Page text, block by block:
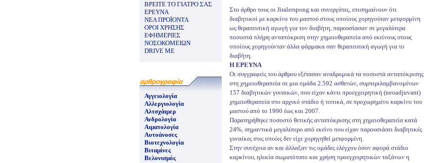
ΒΡΕΙΤΕ ΤΟ ΓΙΑΤΡΟ ΣΑΣ
ΕΡΕΥΝΑ
ΝΕΑ ΠΡΟΪΟΝΤΑ
ΟΡΟΙ ΧΡΗΣΗΣ
ΕΦΗΜΕΡΙΕΣ
ΝΟΣΟΚΟΜΕΙΩΝ
DRIVE ME
Αγγειολογία
Αλλεργιολογία
Αλτσχάιμερ
Ανδρολογία
Αιματολογία
Αυτοάνοσες
Βιοτεχνολογία
Βιταμίνες
Βελονισμός
Στο άρθρο τους οι Jiralerspong και συνεργάτες, επισημαίνουν ότι
διαβητικοί με καρκίνο του μαστού στους οποίους χορηγούταν μετφορμίνη
ως θεραπευτική αγωγή για τον διαβήτη, παρουσίασαν σε μεγαλύτερα
ποσοστά πλήρη ανταπόκριση στην χημειοθεραπεία από εκείνους στους
οποίους χορηγούνταν άλλα φάρμακα σαν θεραπευτική αγωγή για το
διαβήτη.
Η ΕΡΕΥΝΑ
Οι συγγραφείς του άρθρου εξέτασαν αναδρομικά τα ποσοστά ανταπόκρισης
στη χημειοθεραπεία σε μια ομάδα 2.592 ασθενών, συμπεριλαμβανομένων
157 διαβητικών γυναικών, που είχαν κάνει προεγχειρητική (neoadjuvant)
χημειοθεραπεία στο αρχικό στάδιο ή τοπικά, σε προχωρημένο καρκίνο του
μαστού από το 1990 έως και 2007.
Παρατηρήθηκε ποσοστό θετικής ανταπόκρισης στη χημειοθεραπεία κατά
24%, σημαντικά μεγαλύτερο από εκείνο που είχαν παρουσιάσει διαβητικές
γυναίκες στις οποίες δεν είχε χορηγηθεί μετφορμίνη.
Στην συνέχεια αν και άλλαξαν τις ομάδες ελέγχου όσον αφορά στάδιο
καρκίνου, ηλικία σωματότυπο και χρήση προεγχειρητικών ταξάνων η